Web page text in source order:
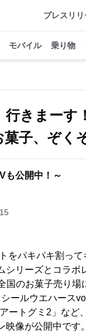
プレスリ
モバイル 乗り物
きまーす
子、ぞく
も公開中！～
をパキパキ割っ
リーズとコラボ
のお菓子売り場
ールウエハース
ートグミ2」など
像が公開中です。